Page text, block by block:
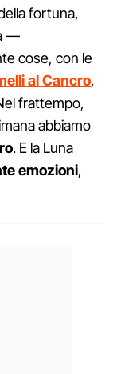
fortuna,
—
cose, con le
al Cancro,
frattempo,
abbiamo
. E la Luna
emozioni,